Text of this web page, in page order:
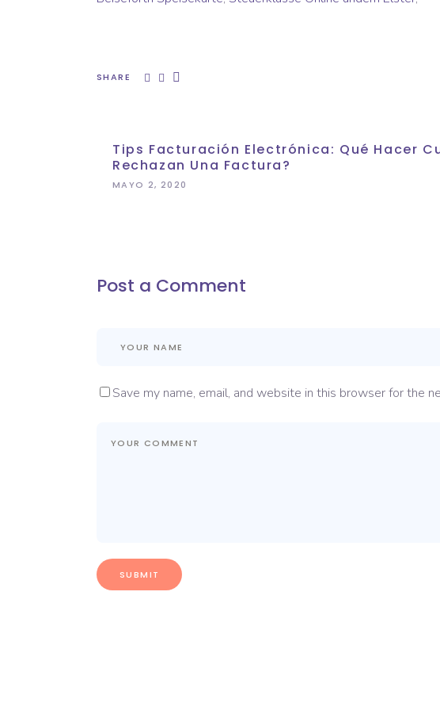
SHARE
Tips Facturación Electrónica: Qué Hacer
Rechazan Una Factura?
MAYO 2, 2020
Post a Comment
Save my name, email, and website in this browser for the